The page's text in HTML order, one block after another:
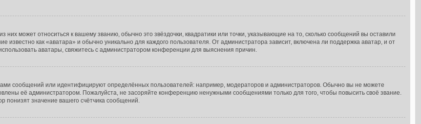
них может относиться к вашему званию, обычно это звёздочки, квадратики или точки, указывающие на то, сколько сообщений вы оставили
как «аватара» и обычно уникально для каждого пользователя. От администратора зависит, включена ли поддержка аватар, и от
аватары, свяжитесь с администратором конференции для выяснения причин.
сообщений или идентифицируют определённых пользователей: например, модераторов и администраторов. Обычно вы не можете
её администратором. Пожалуйста, не засоряйте конференцию ненужными сообщениями только для того, чтобы повысить своё звание.
понизят значение вашего счётчика сообщений.